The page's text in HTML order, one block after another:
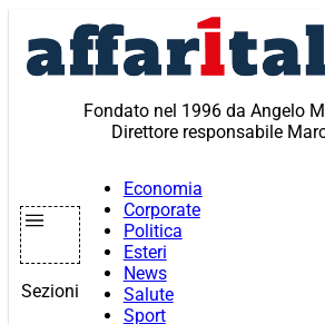
contenuto
Fondato nel 1996 da Angelo
Direttore responsabile
Sezioni
Economia
Corporate
Politica
Esteri
News
Salute
Sport